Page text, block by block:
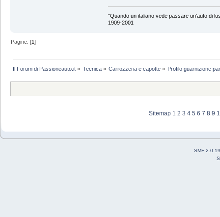
"Quando un italiano vede passare un'auto di
1909-2001
Pagine: [1]
Il Forum di Passioneauto.it » Tecnica» Carrozzeria e capotte» Profilo guarnizione
Sitemap 1 2 3 4 5 6 7 8 9
SMF 2.0.19